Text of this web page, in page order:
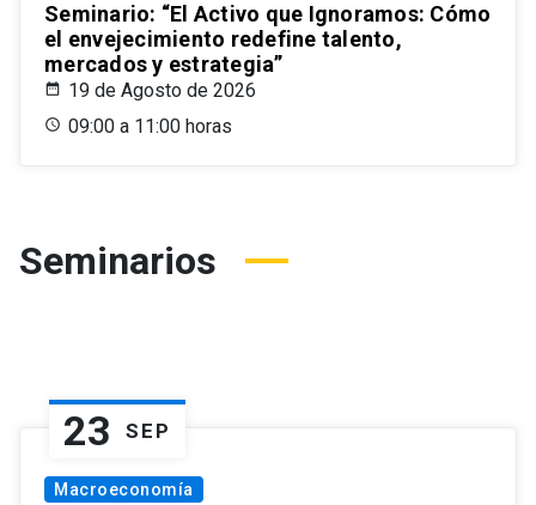
Seminario: “El Activo que Ignoramos: Cómo
el envejecimiento redefine talento,
mercados y estrategia”
19 de Agosto de 2026
09:00 a 11:00 horas
Seminarios
23 SEP
Macroeconomía